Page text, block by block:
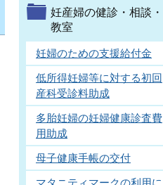
妊産婦の健診・相談・
教室
妊婦のための支援給付金
低所得妊婦等に対する初回
産科受診料助成
多胎妊婦の妊婦健康診査費
用助成
母子健康手帳の交付
マタニティマークの利用に